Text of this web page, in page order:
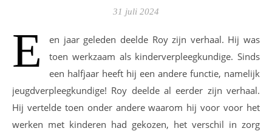
31 juli 2024
E
en jaar geleden deelde Roy zijn verhaal. Hij was
toen werkzaam als kinderverpleegkundige. Sinds
een halfjaar heeft hij een andere functie, namelijk
jeugdverpleegkundige! Roy deelde al eerder zijn verhaal.
Hij vertelde toen onder andere waarom hij voor voor het
werken met kinderen had gekozen, het verschil in zorg